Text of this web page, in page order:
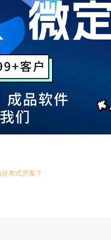
布式开发？